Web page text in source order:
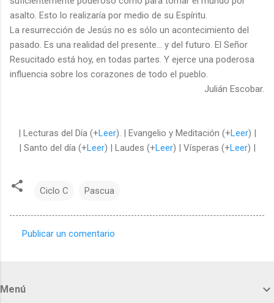
asalto. Esto lo realizaría por medio de su Espíritu.
La resurrección de Jesús no es sólo un acontecimiento del
pasado. Es una realidad del presente... y del futuro. El Señor
Resucitado está hoy, en todas partes. Y ejerce una poderosa
influencia sobre los corazones de todo el pueblo.
Julián Escobar.
| Lecturas del Día (+Leer). | Evangelio y Meditación (+Leer) |
| Santo del día (+Leer) | Laudes (+Leer) | Vísperas (+Leer) |
Ciclo C Pascua
Publicar un comentario
Menú